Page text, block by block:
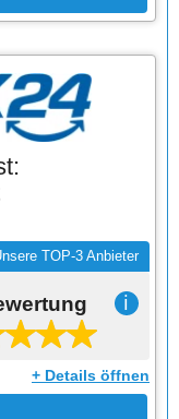
TOP-3 Anbieter
ℹ
+ Details öffnen